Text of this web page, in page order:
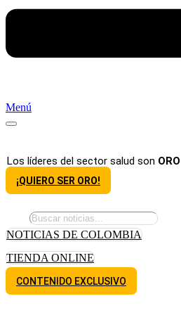
Menú
Los líderes del sector salud son ORO
¡QUIERO SER ORO!
NOTICIAS DE COLOMBIA
TIENDA ONLINE
CONTENIDO EXCLUSIVO